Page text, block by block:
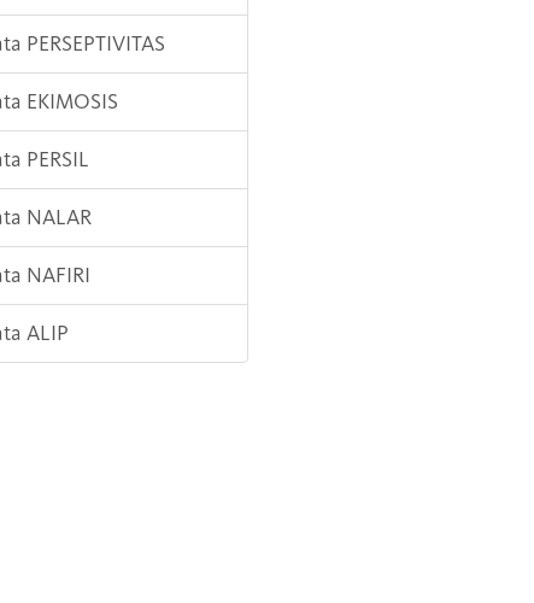
PERSEPTIVITAS
EKIMOSIS
PERSIL
NALAR
NAFIRI
ALIP